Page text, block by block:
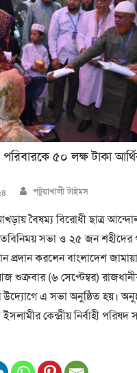
৫০ লক্ষ টাকা
Author
পটুয়াখালী টাইমস
বৈষম্য বিরোধী ছাত্র
সভা ও ২৫ জন শহীদের
প্রদান করলেন বাংলাদেশ
শুক্রবার (৬ সেপ্টেম্বর)
উদ্যোগে এ সভা অনুষ্ঠিত হয়।
কেন্দ্রীয় নির্বাহী